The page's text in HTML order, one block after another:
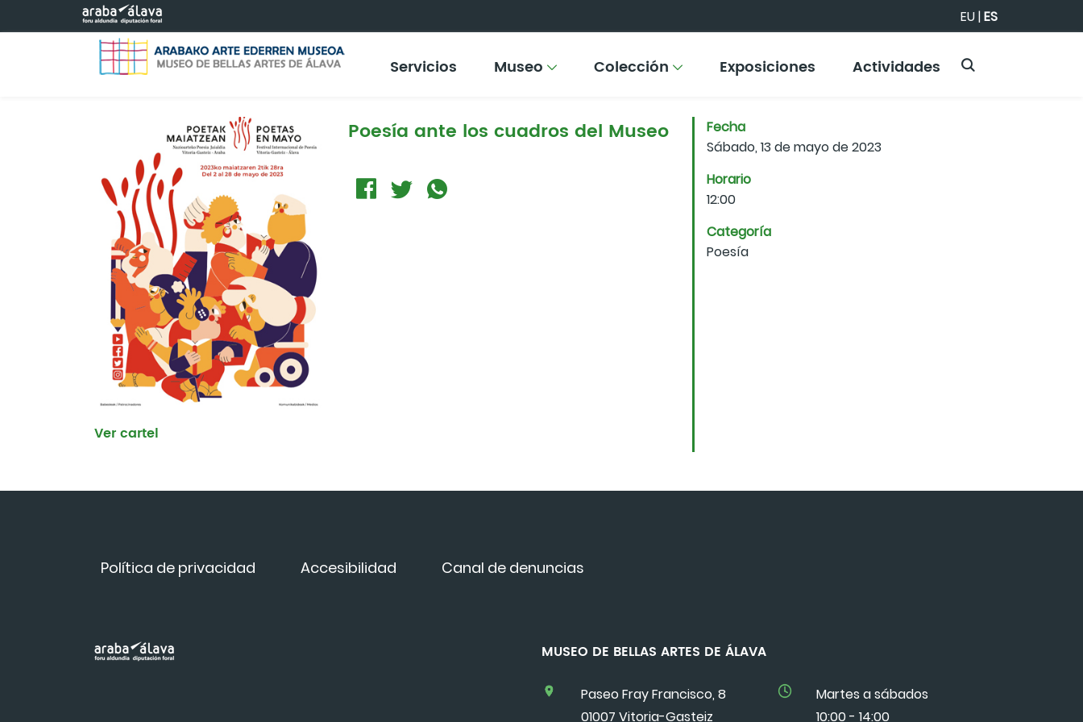
Saltar al contenido principal EU|ES
Servicios Museo Colección Exposiciones Actividades
Ver cartel
Poesía ante los cuadros del Museo
Fecha
Sábado, 13 de mayo de 2023
Horario
12:00
Categoría
Poesía
Política de privacidad Accesibilidad Canal de denuncias
MUSEO DE BELLAS ARTES DE ÁLAVA
Paseo Fray Francisco, 8
01007 Vitoria-Gasteiz
Martes a sábados
10:00 - 14:00